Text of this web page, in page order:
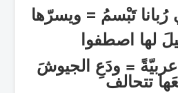
تَبْسمُ = ويسرّها
لها اصطفوا
= ودَعِ الجيوشَ
تتحالف